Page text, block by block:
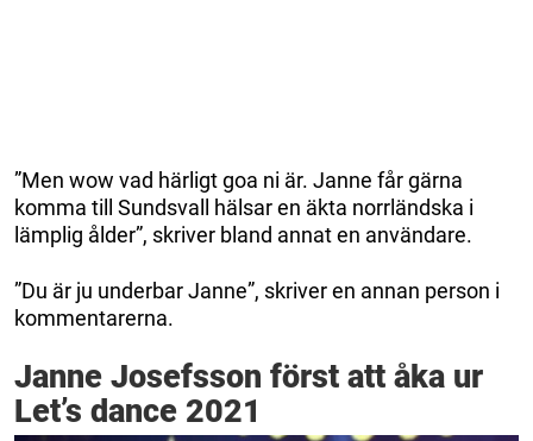
”Men wow vad härligt goa ni är. Janne får gärna
komma till Sundsvall hälsar en äkta norrländska i
lämplig ålder”, skriver bland annat en användare.
”Du är ju underbar Janne”, skriver en annan person i
kommentarerna.
Janne Josefsson först att åka ur
Let’s dance 2021